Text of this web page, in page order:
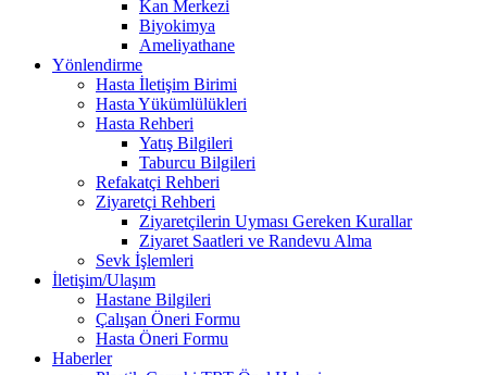
Kan Merkezi
Biyokimya
Ameliyathane
Yönlendirme
Hasta İletişim Birimi
Hasta Yükümlülükleri
Hasta Rehberi
Yatış Bilgileri
Taburcu Bilgileri
Refakatçi Rehberi
Ziyaretçi Rehberi
Ziyaretçilerin Uyması Gereken Kurallar
Ziyaret Saatleri ve Randevu Alma
Sevk İşlemleri
İletişim/Ulaşım
Hastane Bilgileri
Çalışan Öneri Formu
Hasta Öneri Formu
Haberler